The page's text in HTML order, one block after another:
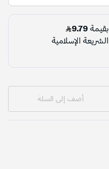
أضف إلى السلة